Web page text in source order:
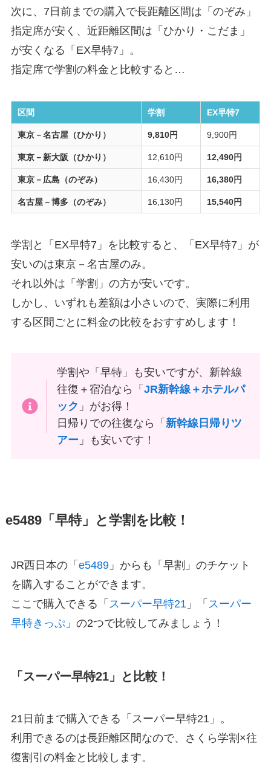
次に、7日前までの購入で長距離区間は「のぞみ」
指定席が安く、近距離区間は「ひかり・こだま」
が安くなる「EX早特7」。
指定席で学割の料金と比較すると…
区間 学割 EX早特7
東京－名古屋（ひかり） 9,810円 9,900円
東京－新大阪（ひかり） 12,610円 12,490円
東京－広島（のぞみ） 16,430円 16,380円
名古屋－博多（のぞみ） 16,130円 15,540円
学割と「EX早特7」を比較すると、「EX早特7」が
安いのは東京－名古屋のみ。
それ以外は「学割」の方が安いです。
しかし、いずれも差額は小さいので、実際に利用
する区間ごとに料金の比較をおすすめします！
学割や「早特」も安いですが、新幹線
往復＋宿泊なら「JR新幹線＋ホテルパ
ック 」がお得！
日帰りでの往復なら「新幹線日帰りツ
アー 」も安いです！
e5489「早特」と学割を比較！
JR西日本の「 e5489」からも「早割」のチケット
を購入することができます。
ここで購入できる「 スーパー早特21」「 スーパー
早特きっぷ」の2つで比較してみましょう！
「スーパー早特21」と比較！
21日前まで購入できる「スーパー早特21」。
利用できるのは長距離区間なので、さくら学割×往
復割引の料金と比較します。